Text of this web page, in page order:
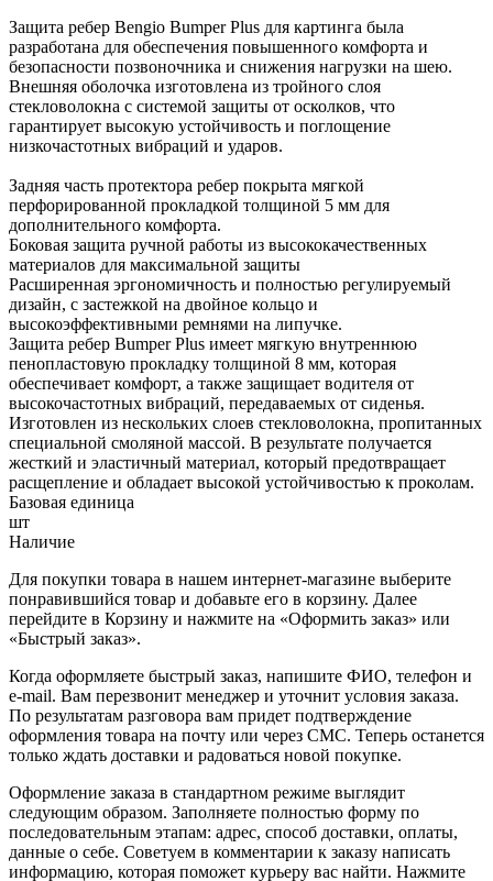
Защита ребер Bengio Bumper Plus для картинга была
разработана для обеспечения повышенного комфорта и
безопасности позвоночника и снижения нагрузки на шею.
Внешняя оболочка изготовлена из тройного слоя
стекловолокна с системой защиты от осколков, что
гарантирует высокую устойчивость и поглощение
низкочастотных вибраций и ударов.
Задняя часть протектора ребер покрыта мягкой
перфорированной прокладкой толщиной 5 мм для
дополнительного комфорта.
Боковая защита ручной работы из высококачественных
материалов для максимальной защиты
Расширенная эргономичность и полностью регулируемый
дизайн, с застежкой на двойное кольцо и
высокоэффективными ремнями на липучке.
Защита ребер Bumper Plus имеет мягкую внутреннюю
пенопластовую прокладку толщиной 8 мм, которая
обеспечивает комфорт, а также защищает водителя от
высокочастотных вибраций, передаваемых от сиденья.
Изготовлен из нескольких слоев стекловолокна, пропитанных
специальной смоляной массой. В результате получается
жесткий и эластичный материал, который предотвращает
расщепление и обладает высокой устойчивостью к проколам.
Базовая единица
шт
Наличие
Для покупки товара в нашем интернет-магазине выберите
понравившийся товар и добавьте его в корзину. Далее
перейдите в Корзину и нажмите на «Оформить заказ» или
«Быстрый заказ».
Когда оформляете быстрый заказ, напишите ФИО, телефон и
e-mail. Вам перезвонит менеджер и уточнит условия заказа.
По результатам разговора вам придет подтверждение
оформления товара на почту или через СМС. Теперь останется
только ждать доставки и радоваться новой покупке.
Оформление заказа в стандартном режиме выглядит
следующим образом. Заполняете полностью форму по
последовательным этапам: адрес, способ доставки, оплаты,
данные о себе. Советуем в комментарии к заказу написать
информацию, которая поможет курьеру вас найти. Нажмите